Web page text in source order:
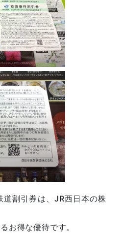
道割引券は、JR西日本の株
お得な優待です。